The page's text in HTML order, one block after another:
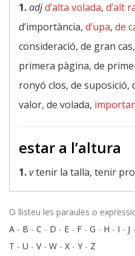
1.adjd’alta volada, d’alt
d’importància, d’upa, de
consideració, de gran
primera pàgina, de
ronyó clos, de suposició,
valor, de volada,
estar a l’altura
1.vtenir la talla, tenir
O llisteu les paraules o
A - B - C - D - E - F - G - H - I - J -
T - U - V- W - X - Y - Z